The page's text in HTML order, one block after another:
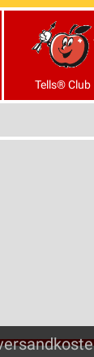
Tells® Club